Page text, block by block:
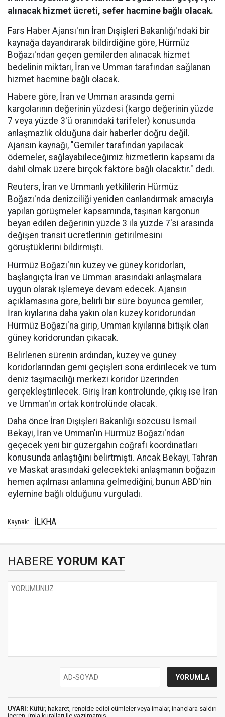
alınacak hizmet ücreti, sefer hacmine bağlı olacak.
Fars Haber Ajansı'nın İran Dışişleri Bakanlığı'ndaki bir
kaynağa dayandırarak bildirdiğine göre, Hürmüz
Boğazı'ndan geçen gemilerden alınacak hizmet
bedelinin miktarı, İran ve Umman tarafından sağlanan
hizmet hacmine bağlı olacak.
Habere göre, İran ve Umman arasında gemi
kargolarının değerinin yüzdesi (kargo değerinin yüzde
7 veya yüzde 3'ü oranındaki tarifeler) konusunda
anlaşmazlık olduğuna dair haberler doğru değil.
Ajansın kaynağı, "Gemiler tarafından yapılacak
ödemeler, sağlayabileceğimiz hizmetlerin kapsamı da
dahil olmak üzere birçok faktöre bağlı olacaktır." dedi.
Reuters, İran ve Ummanlı yetkililerin Hürmüz
Boğazı'nda denizciliği yeniden canlandırmak amacıyla
yapılan görüşmeler kapsamında, taşınan kargonun
beyan edilen değerinin yüzde 3 ila yüzde 7'si arasında
değişen transit ücretlerinin getirilmesini
görüştüklerini bildirmişti.
Hürmüz Boğazı'nın kuzey ve güney koridorları,
başlangıçta İran ve Umman arasındaki anlaşmalara
uygun olarak işlemeye devam edecek. Ajansın
açıklamasına göre, belirli bir süre boyunca gemiler,
İran kıyılarına daha yakın olan kuzey koridorundan
Hürmüz Boğazı'na girip, Umman kıyılarına bitişik olan
güney koridorundan çıkacak.
Belirlenen sürenin ardından, kuzey ve güney
koridorlarından gemi geçişleri sona erdirilecek ve tüm
deniz taşımacılığı merkezi koridor üzerinden
gerçekleştirilecek. Giriş İran kontrolünde, çıkış ise İran
ve Umman'ın ortak kontrolünde olacak.
Daha önce İran Dışişleri Bakanlığı sözcüsü İsmail
Bekayi, İran ve Umman'ın Hürmüz Boğazı'ndan
geçecek yeni bir güzergahın coğrafi koordinatları
konusunda anlaştığını belirtmişti. Ancak Bekayi, Tahran
ve Maskat arasındaki gelecekteki anlaşmanın boğazın
hemen açılması anlamına gelmediğini, bunun ABD'nin
eylemine bağlı olduğunu vurguladı.
Kaynak: İLKHA
HABERE YORUM KAT
UYARI: Küfür, hakaret, rencide edici cümleler veya imalar, inançlara saldırı